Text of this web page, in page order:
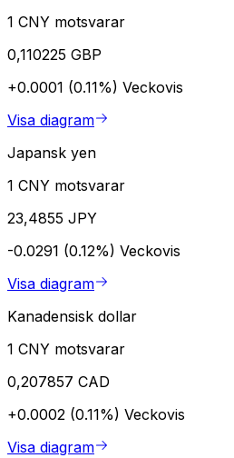
1 CNY motsvarar
0,110225 GBP
+0.0001 (0.11%) Veckovis
Visa diagram
Japansk yen
1 CNY motsvarar
23,4855 JPY
-0.0291 (0.12%) Veckovis
Visa diagram
Kanadensisk dollar
1 CNY motsvarar
0,207857 CAD
+0.0002 (0.11%) Veckovis
Visa diagram